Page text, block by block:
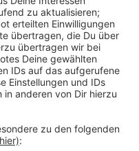
nur durch zu viel
so Weltrich.
Weltrich
auch die Presse das
- das sei nicht